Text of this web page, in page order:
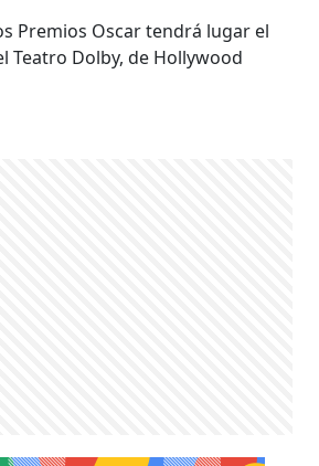
Premios Oscar tendrá lugar el
Teatro Dolby, de Hollywood